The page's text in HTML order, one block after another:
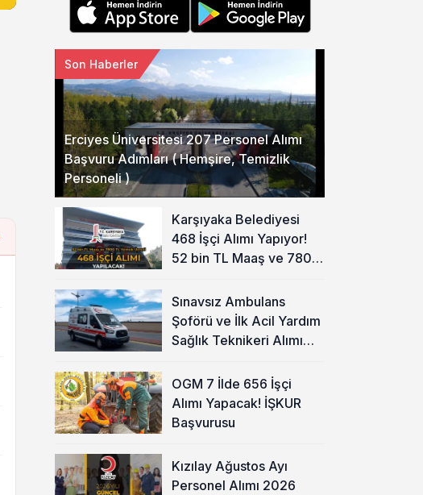
Erciyes Üniversitesi 207 Personel Alımı
Başvuru Adımları ( Hemşire, Temizlik
Personeli )
Son Haberler
Karşıyaka Belediyesi
468 İşçi Alımı Yapıyor!
52 bin TL Maaş ve 7800
Sınavsız Ambulans
Şoförü ve İlk Acil Yardım
Sağlık Teknikeri Alımı
OGM 7 İlde 656 İşçi
Alımı Yapacak! İŞKUR
Başvurusu
Kızılay Ağustos Ayı
Personel Alımı 2026